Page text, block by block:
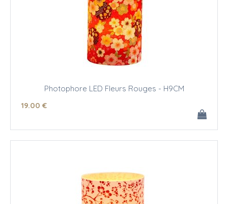
Photophore LED Fleurs Rouges - H9CM
19.00 €